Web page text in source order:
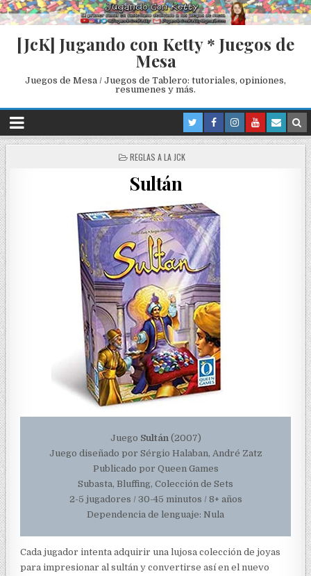
[JcK] Jugando con Ketty * Juegos de
Mesa
Juegos de Mesa / Juegos de Tablero: tutoriales, opiniones,
resumenes y más.
P
S
T
D
I
N
REGLAS A LA JCK
Sultán
Juego Sultán (2007)
Juego diseñado por Sérgio Halaban, André Zatz
Publicado por Queen Games
Subasta, Bluffing, Colección de Sets
2-5 jugadores / 30-45 minutos / 8+ años
Dependencia de lenguaje: Nula
Cada jugador intenta adquirir una lujosa colección de joyas
para impresionar al sultán y convertirse así en el nuevo